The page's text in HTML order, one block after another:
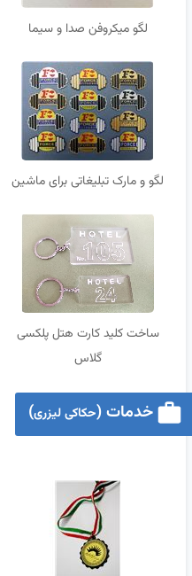
لگو میکروفن صدا و سیما
لگو و مارک تبلیغاتی برای ماشین
ساخت کلید کارت هتل پلکسی
گلاس
خدمات (حکاکی لیزری)